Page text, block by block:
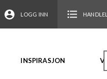
LOGG INN
INSPIRASJON